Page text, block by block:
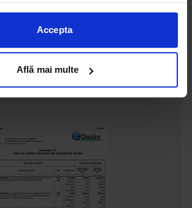
Accepta
Află mai multe
eDevize
DEVIZ DRUMURI SI PODURI
unui drum judetean